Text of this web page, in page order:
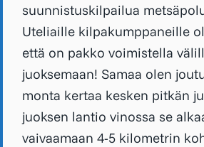
suunnistuskilpailua
Uteliaille kilpakumppaneille
että on pakko voimistella
juoksemaan! Samaa olen
monta kertaa kesken pitkän
juoksen lantio vinossa se
vaivaamaan 4-5 kilometrin